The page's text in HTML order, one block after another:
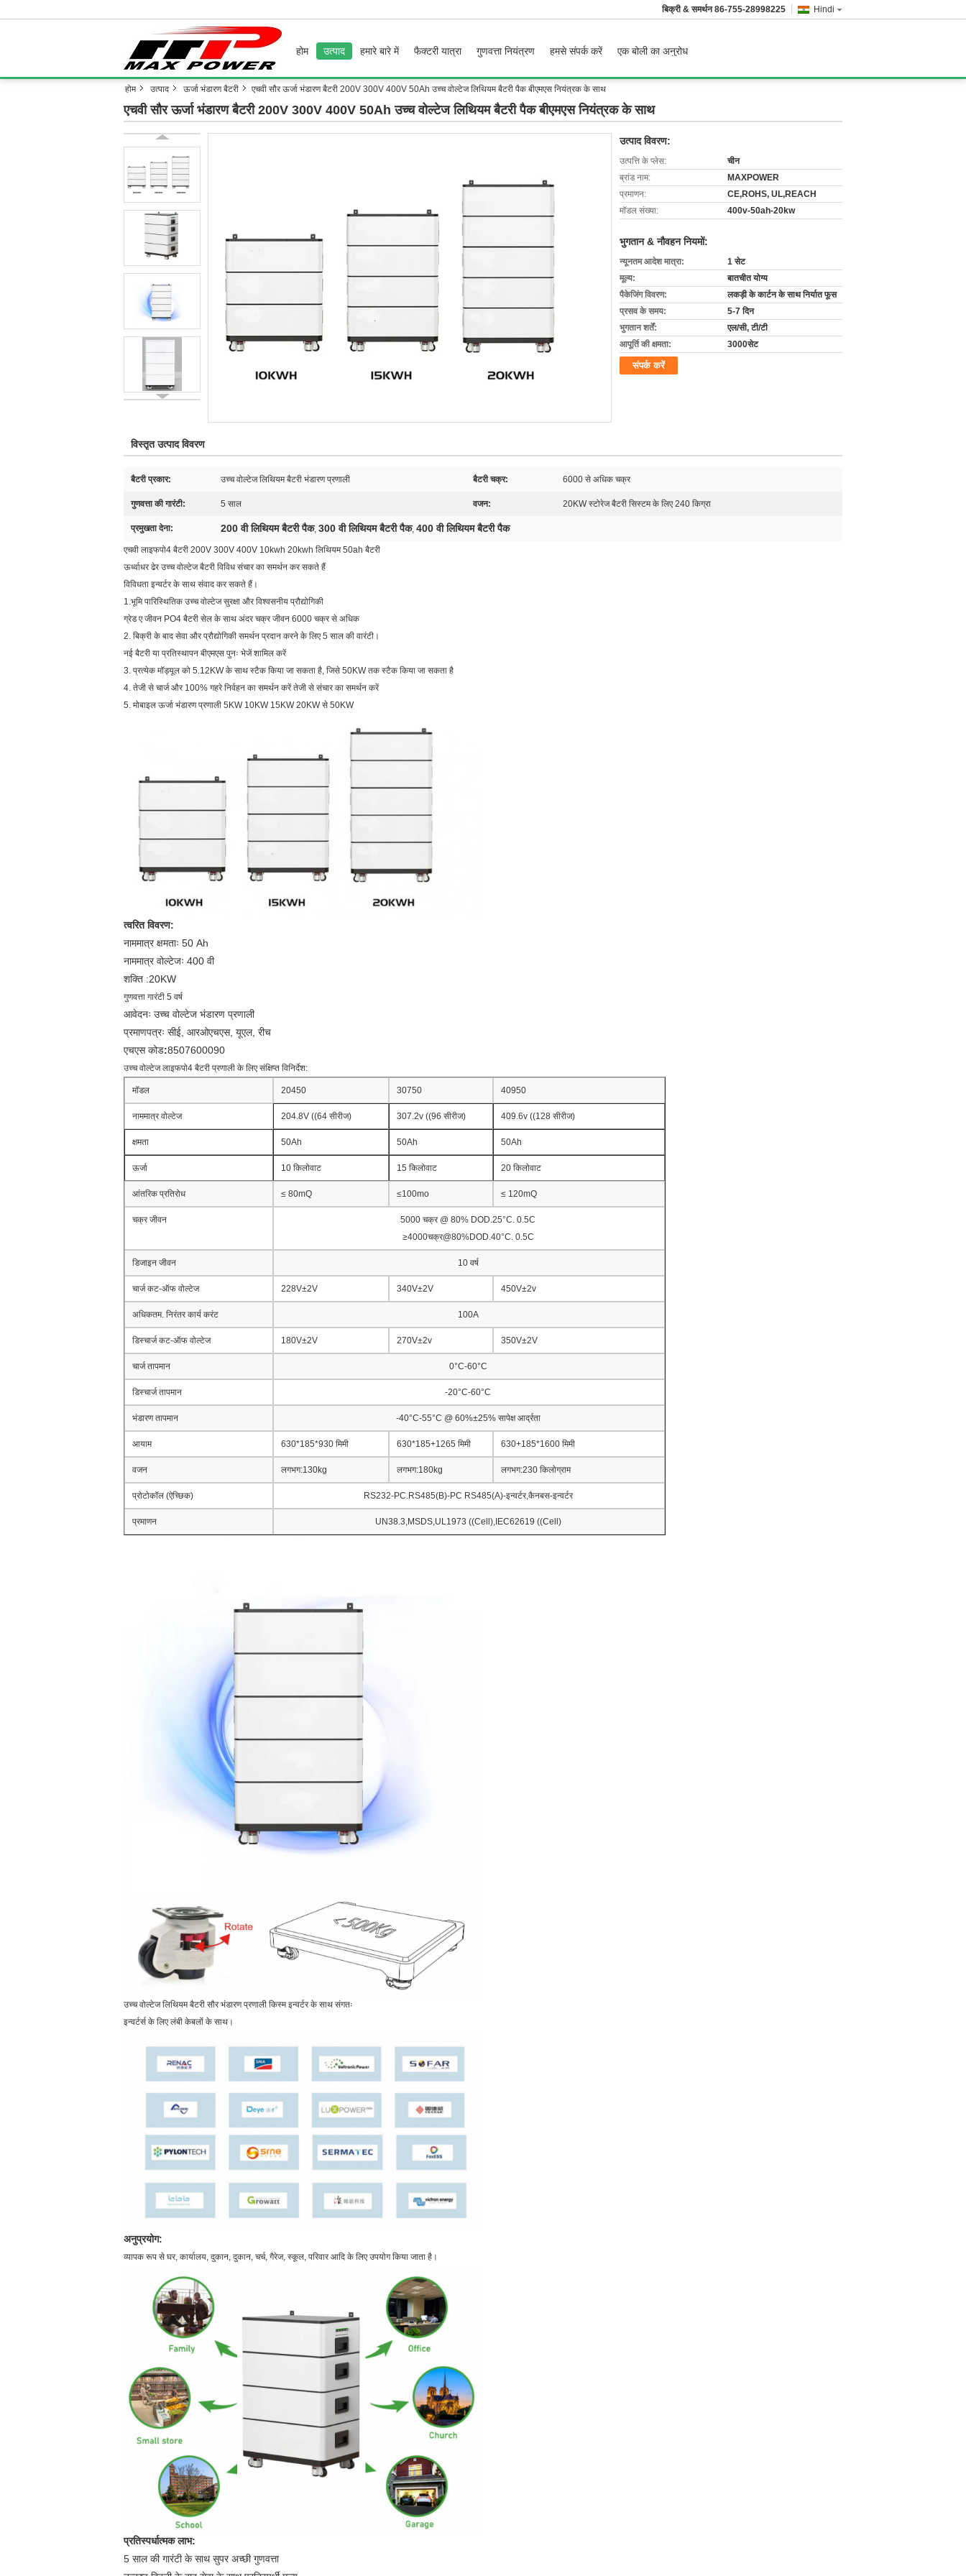
Hindi
बिक्री & समर्थन86-755-28998225
होम उत्पाद हमारे बारे में फैक्टरी यात्रा गुणवत्ता नियंत्रण हमसे संपर्क करें एक बोली का अनुरोध
होम उत्पाद ऊर्जा भंडारण बैटरी एचवी सौर ऊर्जा भंडारण बैटरी 200V 300V 400V 50Ah उच्च वोल्टेज लिथियम बैटरी पैक बीएमएस नियंत्रक के साथ
एचवी सौर ऊर्जा भंडारण बैटरी 200V 300V 400V 50Ah उच्च वोल्टेज लिथियम बैटरी पैक बीएमएस नियंत्रक के साथ
उत्पाद विवरण:
उत्पत्ति के प्लेस:
चीन
ब्रांड नाम:
MAXPOWER
प्रमाणन:
CE,ROHS, UL,REACH
मॉडल संख्या:
400v-50ah-20kw
भुगतान & नौवहन नियमों:
न्यूनतम आदेश मात्रा:
1 सेट
मूल्य:
बातचीत योग्य
पैकेजिंग विवरण:
लकड़ी के कार्टन के साथ निर्यात फूस
प्रसव के समय:
5-7 दिन
भुगतान शर्तें:
एल/सी, टी/टी
आपूर्ति की क्षमता:
3000सेट
संपर्क करें
विस्तृत उत्पाद विवरण
बैटरी प्रकार: उच्च वोल्टेज लिथियम बैटरी भंडारण प्रणाली बैटरी चक्र: 6000 से अधिक चक्र
गुणवत्ता की गारंटी: 5 साल वजन: 20KW स्टोरेज बैटरी सिस्टम के लिए 240 किग्रा
प्रमुखता देना: 200 वी लिथियम बैटरी पैक, 300 वी लिथियम बैटरी पैक, 400 वी लिथियम बैटरी पैक
एचवी लाइफपो4 बैटरी 200V 300V 400V 10kwh 20kwh लिथियम 50ah बैटरी
ऊर्ध्वाधर ढेर उच्च वोल्टेज बैटरी विविध संचार का समर्थन कर सकते हैं
विविधता इन्वर्टर के साथ संवाद कर सकते हैं।
1.भूमि पारिस्थितिक उच्च वोल्टेज सुरक्षा और विश्वसनीय प्रौद्योगिकी
ग्रेड ए जीवन PO4 बैटरी सेल के साथ अंदर चक्र जीवन 6000 चक्र से अधिक
2. बिक्री के बाद सेवा और प्रौद्योगिकी समर्थन प्रदान करने के लिए 5 साल की वारंटी।
नई बैटरी या प्रतिस्थापन बीएमएस पुनः भेजें शामिल करें
3. प्रत्येक मॉड्यूल को 5.12KW के साथ स्टैक किया जा सकता है, जिसे 50KW तक स्टैक किया जा सकता है
4. तेजी से चार्ज और 100% गहरे निर्वहन का समर्थन करें तेजी से संचार का समर्थन करें
5. मोबाइल ऊर्जा भंडारण प्रणाली 5KW 10KW 15KW 20KW से 50KW
त्वरित विवरण:
नाममात्र क्षमताः 50 Ah
नाममात्र वोल्टेजः 400 वी
शक्ति :20KW
गुणवत्ता गारंटी 5 वर्ष
आवेदनः उच्च वोल्टेज भंडारण प्रणाली
प्रमाणपत्रः सीई, आरओएचएस, यूएल, रीच
एचएस कोड:8507600090
उच्च वोल्टेज लाइफपो4 बैटरी प्रणाली के लिए संक्षिप्त विनिर्देश:
मॉडल 20450 30750 40950
नाममात्र वोल्टेज 204.8V ((64 सीरीज) 307.2v ((96 सीरीज) 409.6v ((128 सीरीज)
क्षमता 50Ah 50Ah 50Ah
ऊर्जा 10 किलोवाट 15 किलोवाट 20 किलोवाट
आंतरिक प्रतिरोध ≤ 80mQ ≤100mo ≤ 120mQ
चक्र जीवन
5000 चक्र @ 80% DOD.25°C. 0.5C
≥4000चक्र@80%DOD.40°C. 0.5C
डिजाइन जीवन 10 वर्ष
चार्ज कट-ऑफ वोल्टेज 228V±2V 340V±2V 450V±2v
अधिकतम. निरंतर कार्य करंट 100A
डिस्चार्ज कट-ऑफ वोल्टेज 180V±2V 270V±2v 350V±2V
चार्ज तापमान 0°C-60°C
डिस्चार्ज तापमान -20°C-60°C
भंडारण तापमान -40°C-55°C @ 60%±25% सापेक्ष आर्द्रता
आयाम 630*185*930 मिमी 630*185+1265 मिमी 630+185*1600 मिमी
वजन लगभग:130kg लगभग:180kg लगभग:230 किलोग्राम
प्रोटोकॉल (ऐच्छिक) RS232-PC.RS485(B)-PC RS485(A)-इन्वर्टर,कैनबस-इन्वर्टर
प्रमाणन UN38.3,MSDS,UL1973 ((Cell),IEC62619 ((Cell)
उच्च वोल्टेज लिथियम बैटरी सौर भंडारण प्रणाली किस्म इन्वर्टर के साथ संगतः
इन्वर्टर्स के लिए लंबी केबलों के साथ।
अनुप्रयोग:
व्यापक रूप से घर, कार्यालय, दुकान, दुकान, चर्च, गैरेज, स्कूल, परिवार आदि के लिए उपयोग किया जाता है।
प्रतिस्पर्धात्मक लाभ:
5 साल की गारंटी के साथ सुपर अच्छी गुणवत्ता